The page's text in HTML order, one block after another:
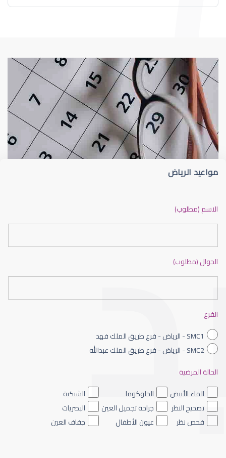
د إيثار عبدالعزيز سلامةطبيب عيون
طبيب عيون شمال الرياض
طبيب عيون الرياض
مواعيد الرياض
الاسم (مطلوب)
الجوال (مطلوب)
الفرع
SMC1 - الرياض - فرع طريق الملك فهد
SMC2 - الرياض - فرع طريق الملك عبدالله
الحالة المرضية
الماء الأبيض
الجلوكوما
الشبكية
تصحيح النظر
جراحة تجميل العين
البصريات
فحص نظر
عيون الأطفال جفاف العين